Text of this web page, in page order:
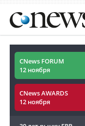
CNews FORUM
12 ноября
CNews AWARDS
12 ноября